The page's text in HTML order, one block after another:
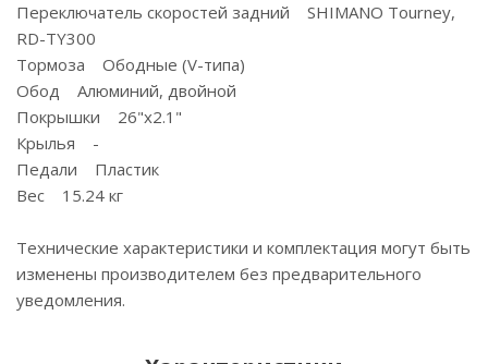
Переключатель скоростей задний SHIMANO Tourney,
RD-TY300
Тормоза Ободные (V-типа)
Обод Алюминий, двойной
Покрышки 26"x2.1"
Крылья -
Педали Пластик
Вес 15.24 кг
Технические характеристики и комплектация могут быть
изменены производителем без предварительного
уведомления.